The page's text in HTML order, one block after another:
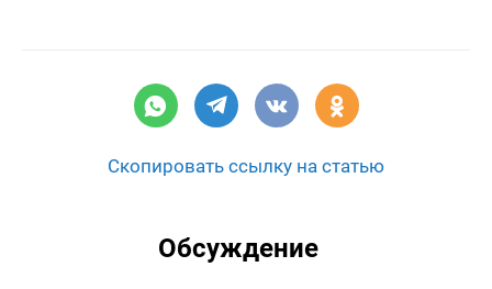
Скопировать ссылку на статью
Обсуждение